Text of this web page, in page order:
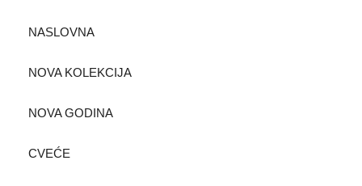
NASLOVNA
NOVA KOLEKCIJA
NOVA GODINA
CVEĆE